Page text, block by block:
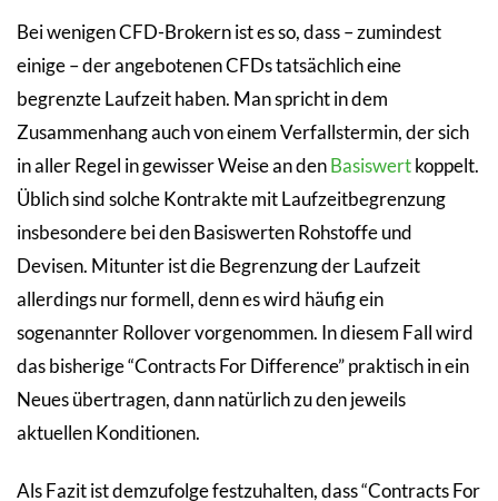
Bei wenigen CFD-Brokern ist es so, dass – zumindest
einige – der angebotenen CFDs tatsächlich eine
begrenzte Laufzeit haben. Man spricht in dem
Zusammenhang auch von einem Verfallstermin, der sich
in aller Regel in gewisser Weise an denBasiswertkoppelt.
Üblich sind solche Kontrakte mit Laufzeitbegrenzung
insbesondere bei den Basiswerten Rohstoffe und
Devisen. Mitunter ist die Begrenzung der Laufzeit
allerdings nur formell, denn es wird häufig ein
sogenannter Rollover vorgenommen. In diesem Fall wird
das bisherige “Contracts For Difference” praktisch in ein
Neues übertragen, dann natürlich zu den jeweils
aktuellen Konditionen.
Als Fazit ist demzufolge festzuhalten, dass “Contracts For